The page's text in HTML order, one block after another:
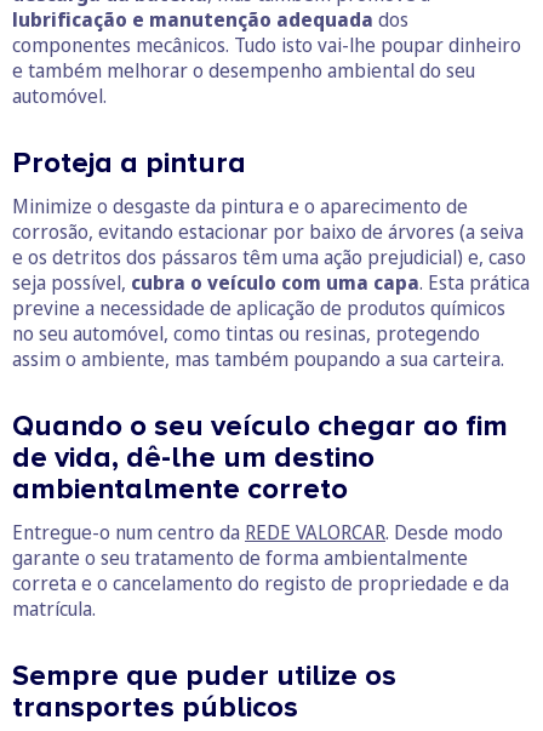
lubrificação e manutenção adequada dos
componentes mecânicos. Tudo isto vai-lhe poupar dinheiro
e também melhorar o desempenho ambiental do seu
automóvel.
Proteja a pintura
Minimize o desgaste da pintura e o aparecimento de
corrosão, evitando estacionar por baixo de árvores (a seiva
e os detritos dos pássaros têm uma ação prejudicial) e, caso
seja possível, cubra o veículo com uma capa. Esta prática
previne a necessidade de aplicação de produtos químicos
no seu automóvel, como tintas ou resinas, protegendo
assim o ambiente, mas também poupando a sua carteira.
Quando o seu veículo chegar ao fim
de vida, dê-lhe um destino
ambientalmente correto
Entregue-o num centro da REDE VALORCAR. Desde modo
garante o seu tratamento de forma ambientalmente
correta e o cancelamento do registo de propriedade e da
matrícula.
Sempre que puder utilize os
transportes públicos